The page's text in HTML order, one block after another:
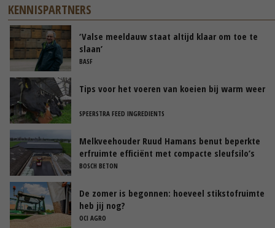
KENNISPARTNERS
‘Valse meeldauw staat altijd klaar om toe te
slaan’
BASF
Tips voor het voeren van koeien bij warm weer
SPEERSTRA FEED INGREDIENTS
Melkveehouder Ruud Hamans benut beperkte
erfruimte efficiënt met compacte sleufsilo’s
BOSCH BETON
De zomer is begonnen: hoeveel stikstofruimte
heb jij nog?
OCI AGRO